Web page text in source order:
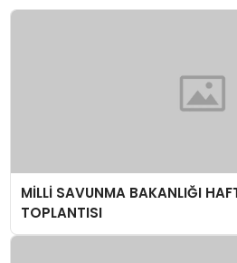
MİLLİ SAVUNMA BAKANLIĞI
TOPLANTISI